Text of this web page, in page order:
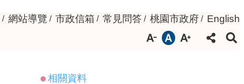
網站導覽 市政信箱 常見問答 桃園市政府 English
相關資料